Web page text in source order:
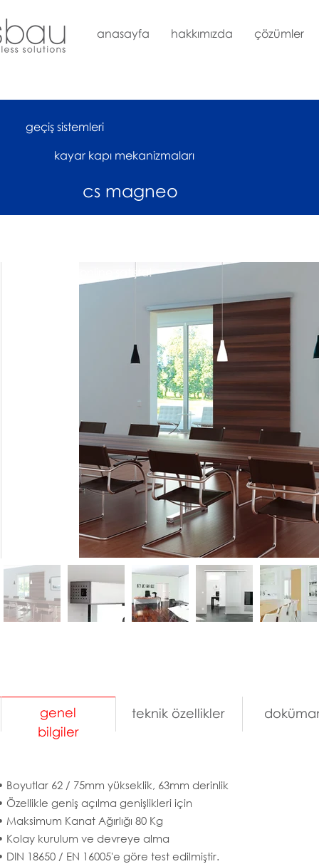
anasayfa hakkımızda çözümler
geçiş sistemleri
kayar kapı mekanizmaları
cs magneo
çok yakında online satışta!
genel
bilgiler
teknik özellikler
Boyutlar 62 / 75mm yükseklik, 63mm derinlik
Özellikle geniş açılma genişlikleri için
Maksimum Kanat Ağırlığı 80 Kg
Kolay kurulum ve devreye alma
DIN 18650 / EN 16005'e göre test edilmiştir.